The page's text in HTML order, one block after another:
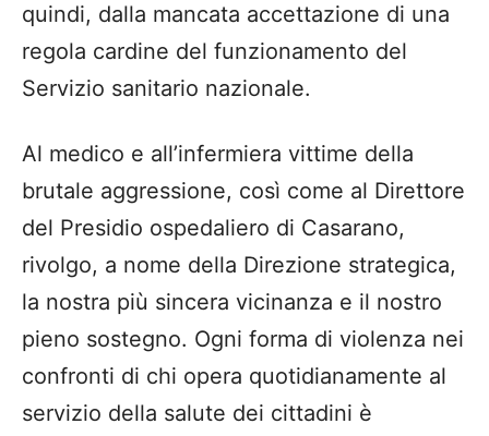
quindi, dalla mancata accettazione di una
regola cardine del funzionamento del
Servizio sanitario nazionale.
Al medico e all’infermiera vittime della
brutale aggressione, così come al Direttore
del Presidio ospedaliero di Casarano,
rivolgo, a nome della Direzione strategica,
la nostra più sincera vicinanza e il nostro
pieno sostegno. Ogni forma di violenza nei
confronti di chi opera quotidianamente al
servizio della salute dei cittadini è